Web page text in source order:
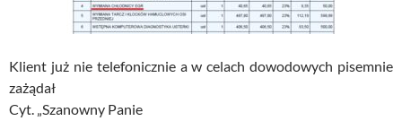
Klient już nie telefonicznie a w celach dowodowych pisemnie
zażądał
Cyt. „Szanowny Panie